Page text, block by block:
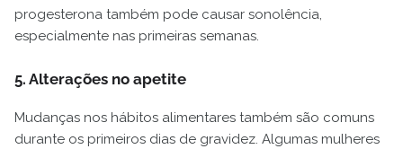
progesterona também pode causar sonolência,
especialmente nas primeiras semanas.
5. Alterações no apetite
Mudanças nos hábitos alimentares também são comuns
durante os primeiros dias de gravidez. Algumas mulheres